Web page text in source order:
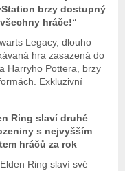
brzy dostupný
hráče!“
Legacy, dlouho
hra zasazená do
Harryho Pottera, brzy
Exkluzivní
Ring slaví druhé
s nejvyšším
hráčů za rok
Ring slaví své